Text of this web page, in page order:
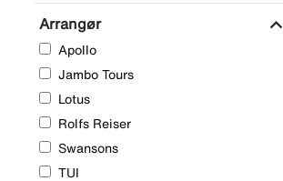
Arrangør expand_more
Apollo
Jambo Tours
Lotus
Rolfs Reiser
Swansons
TUI